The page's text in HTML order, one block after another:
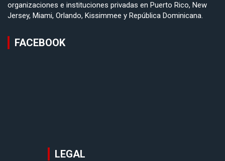
organizaciones e instituciones privadas en Puerto Rico, New
Jersey, Miami, Orlando, Kissimmee y República Dominicana.
FACEBOOK
LEGAL